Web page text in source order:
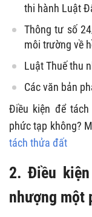
thi hành Luật
Thông tư số
môi trường về
Luật Thuế thu
Các văn bản
Điều kiện để
phức tạp không?
tách thửa đất
2. Điều
nhượng một